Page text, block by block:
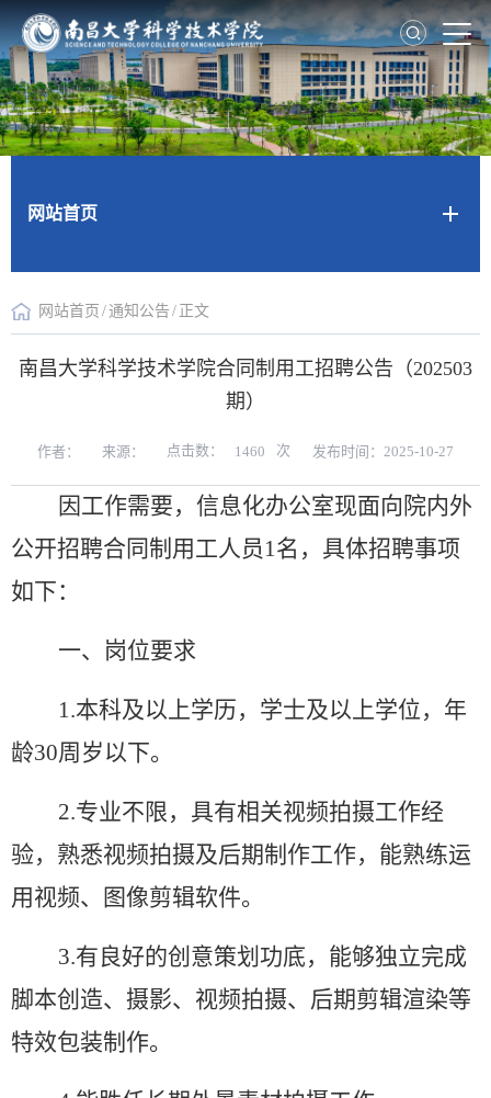
网站首页
网站首页 /通知公告 / 正文
南昌大学科学技术学院合同制用工招聘公告（202503
期）
作者： 来源： 点击数： 1460 次 发布时间：2025-10-27
因工作需要， 信息化办公室现面向 院内外
公开招聘合同制 用工人员 1名，具体招聘事项
如下：
一、岗位要求
1.本科及以上学历，学士及以上学位，年
龄30周岁以下。
2.专业不限，具有相关视频拍摄工作经
验，熟悉视频拍摄及后期制作工作，能熟练运
用视频、图像剪辑软件。
3.有良好的创意策划功底，能够独立完成
脚本创造、摄影、视频拍摄、后期剪辑渲染等
特效包装制作。